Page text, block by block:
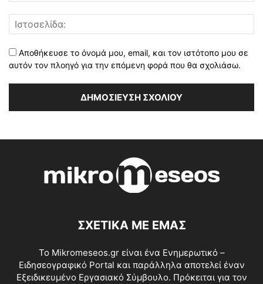
Αποθήκευσε το όνομά μου, email, και τον ιστότοπο μου σε
αυτόν τον πλοηγό για την επόμενη φορά που θα σχολιάσω.
ΣΧΕΤΙΚΑ ΜΕ ΕΜΑΣ
Το Mikromeseos.gr είναι ένα Ενημερωτικό –
Ειδησεογραφικό Portal και παράλληλα αποτελεί έναν
Εξειδικευμένο Εργασιακό Σύμβουλο. Πρόκειται για τον